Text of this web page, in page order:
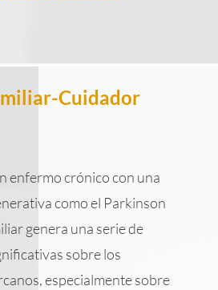
Cuidador
enfermo crónico con una
como el Parkinson
genera una serie de
sobre los
especialmente sobre